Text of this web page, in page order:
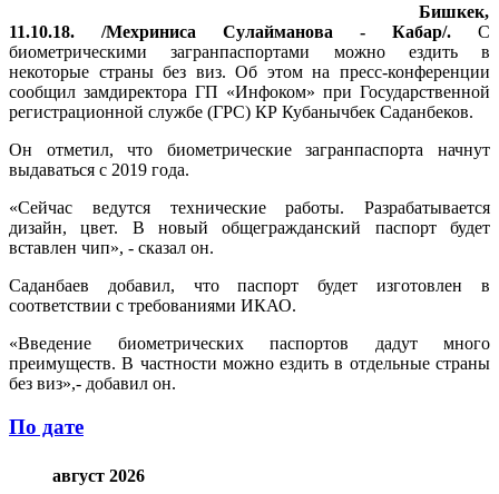
Бишкек,
11.10.18. /Мехриниса Сулайманова - Кабар/. С
биометрическими загранпаспортами можно ездить в
некоторые страны без виз. Об этом на пресс-конференции
сообщил замдиректора ГП «Инфоком» при Государственной
регистрационной службе (ГРС) КР Кубанычбек Саданбеков.
Он отметил, что биометрические загранпаспорта начнут
выдаваться с 2019 года.
«Сейчас ведутся технические работы. Разрабатывается
дизайн, цвет. В новый общегражданский паспорт будет
вставлен чип», - сказал он.
Саданбаев добавил, что паспорт будет изготовлен в
соответствии с требованиями ИКАО.
«Введение биометрических паспортов дадут много
преимуществ. В частности можно ездить в отдельные страны
без виз»,- добавил он.
По дате
август 2026